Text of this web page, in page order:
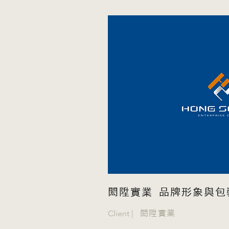
閎陞實業 品牌形象與包
Client | 閎陞實業